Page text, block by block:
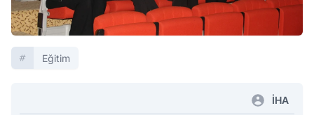
Eğitim
İHA